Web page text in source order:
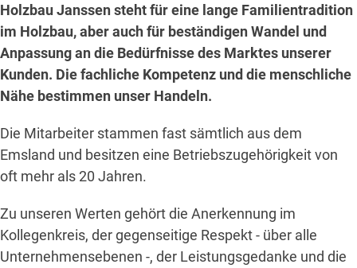
Holzbau Janssen steht für eine lange Familientradition
im Holzbau, aber auch für beständigen Wandel und
Anpassung an die Bedürfnisse des Marktes unserer
Kunden. Die fachliche Kompetenz und die menschliche
Nähe bestimmen unser Handeln.
Die Mitarbeiter stammen fast sämtlich aus dem
Emsland und besitzen eine Betriebszugehörigkeit von
oft mehr als 20 Jahren.
Zu unseren Werten gehört die Anerkennung im
Kollegenkreis, der gegenseitige Respekt - über alle
Unternehmensebenen -, der Leistungsgedanke und die